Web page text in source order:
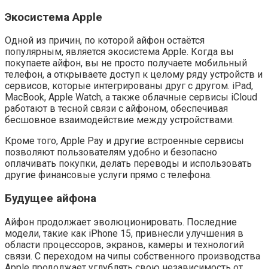
Экосистема Apple
Одной из причин, по которой айфон остаётся
популярным, является экосистема Apple. Когда вы
покупаете айфон, вы не просто получаете мобильный
телефон, а открываете доступ к целому ряду устройств и
сервисов, которые интегрированы друг с другом. iPad,
MacBook, Apple Watch, а также облачные сервисы iCloud
работают в тесной связи с айфоном, обеспечивая
бесшовное взаимодействие между устройствами.
Кроме того, Apple Pay и другие встроенные сервисы
позволяют пользователям удобно и безопасно
оплачивать покупки, делать переводы и использовать
другие финансовые услуги прямо с телефона.
Будущее айфона
Айфон продолжает эволюционировать. Последние
модели, такие как iPhone 15, привнесли улучшения в
области процессоров, экранов, камеры и технологий
связи. С переходом на чипы собственного производства